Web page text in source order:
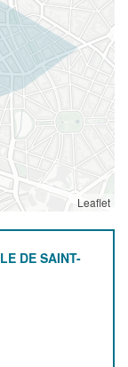
Leaflet
DE SAINT-